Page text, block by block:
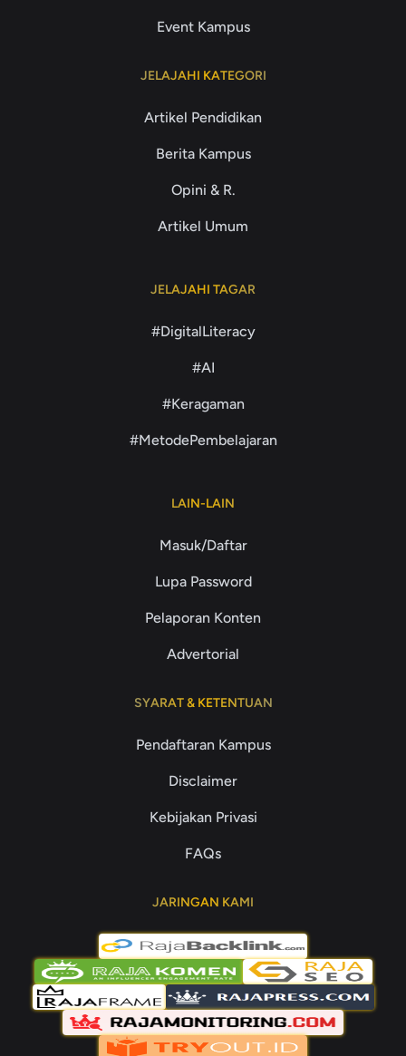
Event Kampus
JELAJAHI KATEGORI
Artikel Pendidikan
Berita Kampus
Opini & R.
Artikel Umum
JELAJAHI TAGAR
#DigitalLiteracy
#AI
#Keragaman
#MetodePembelajaran
LAIN-LAIN
Masuk/Daftar
Lupa Password
Pelaporan Konten
Advertorial
SYARAT & KETENTUAN
Pendaftaran Kampus
Disclaimer
Kebijakan Privasi
FAQs
JARINGAN KAMI